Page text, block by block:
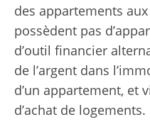
des appartements
possèdent pas
d’outil financier
de l’argent dans
d’un appartement, et
d’achat de logements.